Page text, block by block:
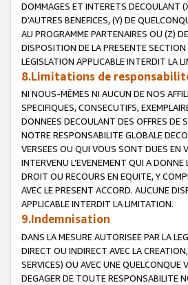
DOMMAGES ET INTERETS DECOULANT
D'AUTRES BENEFICES, (Y) DE
AU PROGRAMME PARTENAIRES OU (Z)
DISPOSITION DE LA PRESENTE
LEGISLATION APPLICABLE INTERDIT LA
8.Limitations de
NI NOUS-MÊMES NI AUCUN DE NOS
SPECIFIQUES, CONSECUTIFS,
DONNEES DECOULANT DES OFFRES DE
NOTRE RESPONSABILITE GLOBALE
VERSEES OU QUI VOUS SONT DUES EN
INTERVENU L’EVENEMENT QUI A
DROIT OU RECOURS EN EQUITE, Y
AVEC LE PRESENT ACCORD. AUCUNE
APPLICABLE INTERDIT LA LIMITATION.
9.Indemnisation
DANS LA MESURE AUTORISEE PAR LA
DIRECT OU INDIRECT AVEC LA
SERVICES) OU AVEC UNE
DEGAGER DE TOUTE RESPONSABILITE